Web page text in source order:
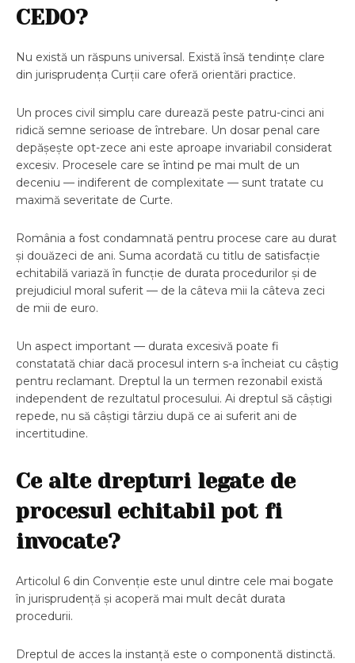
CEDO?
Nu există un răspuns universal. Există însă tendințe clare
din jurisprudența Curții care oferă orientări practice.
Un proces civil simplu care durează peste patru-cinci ani
ridică semne serioase de întrebare. Un dosar penal care
depășește opt-zece ani este aproape invariabil considerat
excesiv. Procesele care se întind pe mai mult de un
deceniu — indiferent de complexitate — sunt tratate cu
maximă severitate de Curte.
România a fost condamnată pentru procese care au durat
și douăzeci de ani. Suma acordată cu titlu de satisfacție
echitabilă variază în funcție de durata procedurilor și de
prejudiciul moral suferit — de la câteva mii la câteva zeci
de mii de euro.
Un aspect important — durata excesivă poate fi
constatată chiar dacă procesul intern s-a încheiat cu câștig
pentru reclamant. Dreptul la un termen rezonabil există
independent de rezultatul procesului. Ai dreptul să câștigi
repede, nu să câștigi târziu după ce ai suferit ani de
incertitudine.
Ce alte drepturi legate de
procesul echitabil pot fi
invocate?
Articolul 6 din Convenție este unul dintre cele mai bogate
în jurisprudență și acoperă mai mult decât durata
procedurii.
Dreptul de acces la instanță este o componentă distinctă.